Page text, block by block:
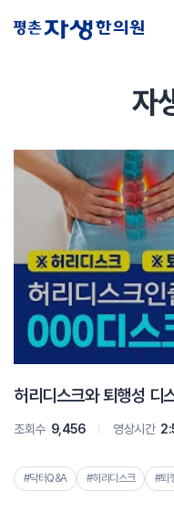
추천 검색어 #초음파약
#교통사고후
#추나요법
자
허리디스크와 퇴행성 디
조회수 9,456 영상시간
#닥터Q&A #허리디스크 #퇴